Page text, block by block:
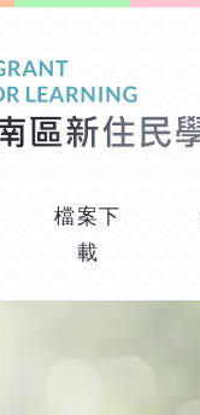
檔案下
載